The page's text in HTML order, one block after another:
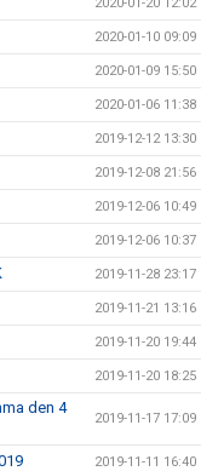
2020-01-10 09:09
2020-01-09 15:50
2020-01-06 11:38
2019-12-12 13:30
2019-12-08 21:56
2019-12-06 10:49
2019-12-06 10:37
2019-11-28 23:17
2019-11-21 13:16
2019-11-20 19:44
2019-11-20 18:25
den 4
2019-11-17 17:09
2019-11-11 16:40